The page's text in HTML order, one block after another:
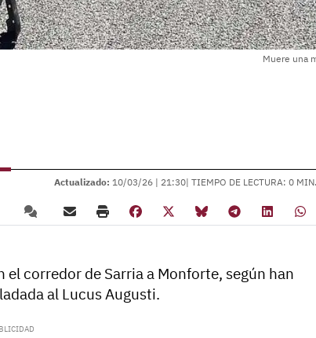
Muere una
Actualizado: 10/03/26 | 21:30| TIEMPO DE LECTURA: 0 MIN.
corredor de Sarria a Monforte, según han
al Lucus Augusti.